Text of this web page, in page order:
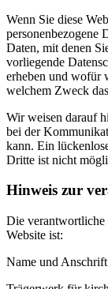
Wenn Sie diese
personenbezogene
Daten, mit denen
vorliegende
erheben und wofür
welchem Zweck
Wir weisen darauf
bei der
kann. Ein
Dritte ist nicht
Hinweis zur
Die verantwortliche
Website ist:
Name und